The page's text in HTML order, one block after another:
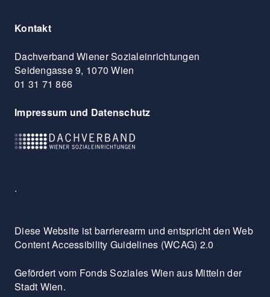
Kontakt
Dachverband Wiener Sozialeinrichtungen
Seidengasse 9, 1070 Wien
01 31 71 866
Impressum und Datenschutz
.
Diese Website ist barrierearm und entspricht den Web
Content Accessibility Guidelines (WCAG) 2.0
Gefördert vom Fonds Soziales Wien aus Mitteln der
Stadt Wien.